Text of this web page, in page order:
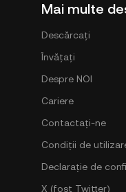
Mai multe
Descărcați
Învățați
Despre NOI
Cariere
Contactați-ne
Condiții de
Declarație de
X (fost Twitter)